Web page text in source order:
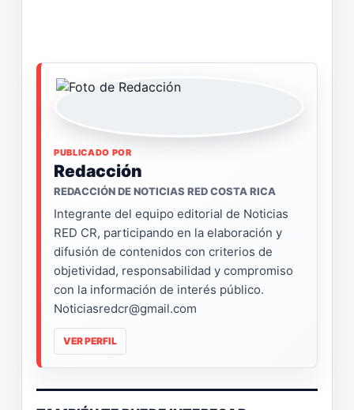
PUBLICADO POR
Redacción
REDACCIÓN DE NOTICIAS RED COSTA RICA
Integrante del equipo editorial de Noticias
RED CR, participando en la elaboración y
difusión de contenidos con criterios de
objetividad, responsabilidad y compromiso
con la información de interés público.
Noticiasredcr@gmail.com
VER PERFIL